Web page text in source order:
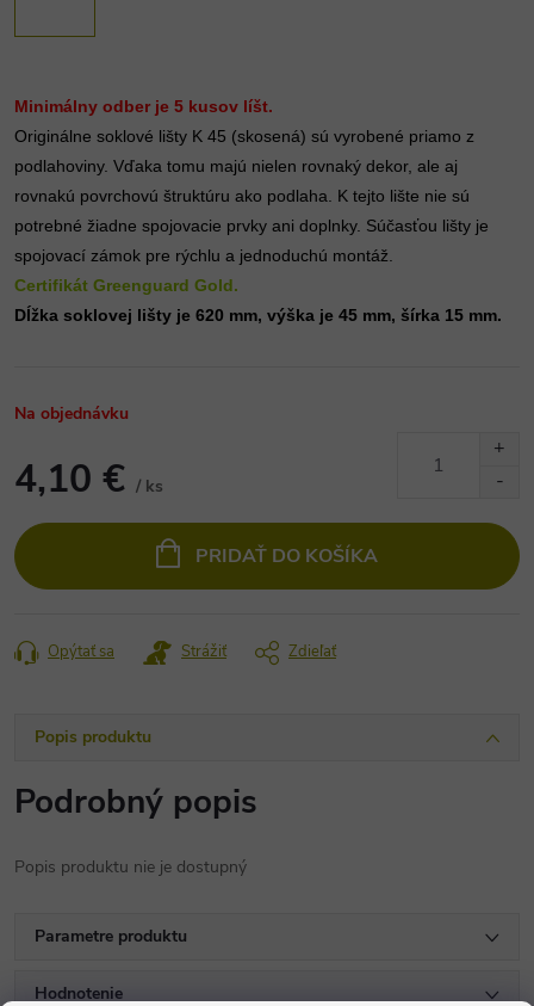
Minimálny odber je 5 kusov líšt.
Originálne soklové lišty K 45 (skosená) sú vyrobené priamo z
podlahoviny. Vďaka tomu majú nielen rovnaký dekor, ale aj
rovnakú povrchovú štruktúru ako podlaha. K tejto lište nie sú
potrebné žiadne spojovacie prvky ani doplnky. Súčasťou lišty je
spojovací zámok pre rýchlu a jednoduchú montáž.
Certifikát Greenguard Gold.
Dĺžka soklovej lišty je 620 mm, výška je 45 mm, šírka 15 mm.
Na objednávku
4,10 € / ks
cena:
PRIDAŤ DO KOŠÍKA
Opýtať sa Strážiť Zdieľať
Popis produktu
Podrobný popis
Popis produktu nie je dostupný
Parametre produktu
Hodnotenie